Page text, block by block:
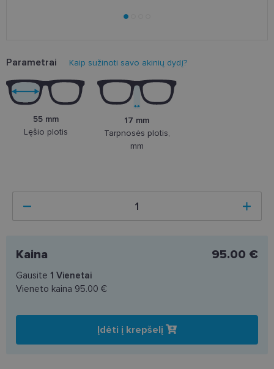
Parametrai Kaip sužinoti savo akinių dydį?
55 mm
Lęšio plotis
17 mm
Tarpnosės plotis,
mm
Kaina 95.00 €
Gausite 1 Vienetai
Vieneto kaina 95.00 €
Įdėti į krepšelį